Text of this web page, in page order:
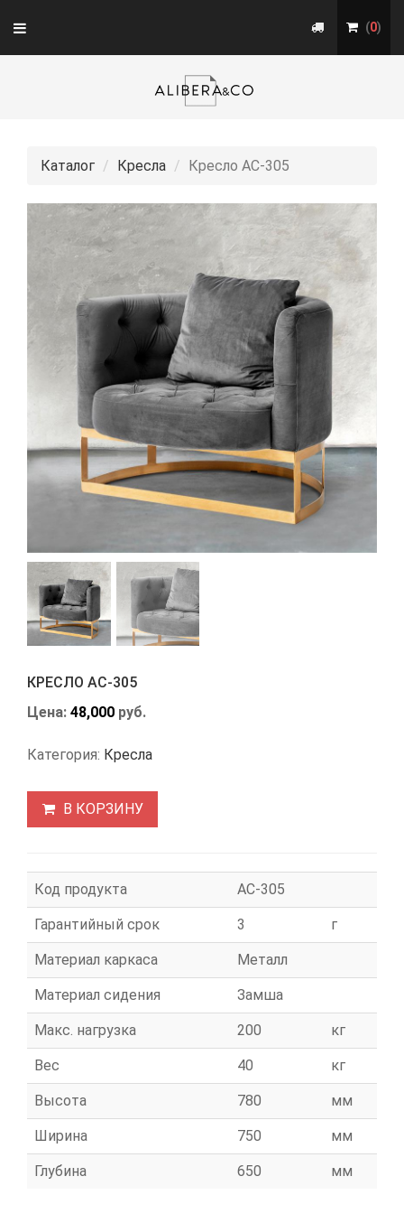
Toggle
navigation
(0)
Каталог Кресла Кресло АС-305
КРЕСЛО АС-305
Цена: 48,000 руб.
Категория: Кресла
В КОРЗИНУ
Код продукта АС-305
Гарантийный срок 3 г
Материал каркаса Металл
Материал сидения Замша
Макс. нагрузка 200 кг
Вес 40 кг
Высота 780 мм
Ширина 750 мм
Глубина 650 мм